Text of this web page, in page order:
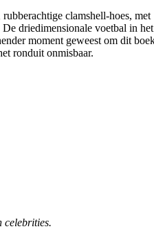
clamshell-hoes, met
driedimensionale voetbal in het
moment geweest om dit
ronduit onmisbaar.
celebrities.